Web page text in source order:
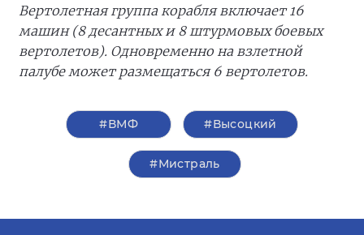
Вертолетная группа корабля включает 16
машин (8 десантных и 8 штурмовых боевых
вертолетов). Одновременно на взлетной
палубе может размещаться 6 вертолетов.
#ВМФ #Высоцкий
#Мистраль